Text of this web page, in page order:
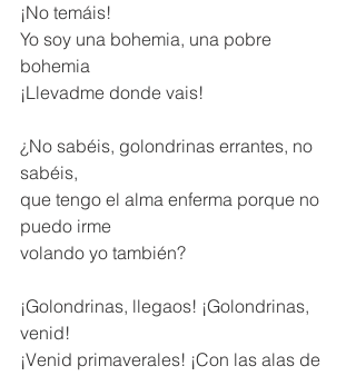
¡No temáis!
Yo soy una bohemia, una pobre
bohemia
¡Llevadme donde vais!
¿No sabéis, golondrinas errantes, no
sabéis,
que tengo el alma enferma porque no
puedo irme
volando yo también?
¡Golondrinas, llegaos! ¡Golondrinas,
venid!
¡Venid primaverales! ¡Con las alas de